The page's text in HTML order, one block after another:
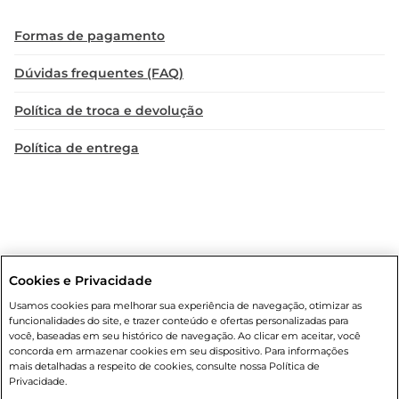
Formas de pagamento
Dúvidas frequentes (FAQ)
Política de troca e devolução
Política de entrega
é o do carrinho de compras. Fotos ilustrativas. Compras sujeitas a
confirmação de estoque. Compras podem ser canceladas em caso
de suspeita de fraude. A fim de garantir o acesso de um maior
número de clientes as nossas promoções, a compra de produtos
com preços promocionais poderá ter sua quantidade limitada por
cliente. Os preços, ofertas e condições são exclusivos para o e-
Cookies e Privacidade
Usamos cookies para melhorar sua experiência de navegação, otimizar as
funcionalidades do site, e trazer conteúdo e ofertas personalizadas para
você, baseadas em seu histórico de navegação. Ao clicar em aceitar, você
concorda em armazenar cookies em seu dispositivo. Para informações
mais detalhadas a respeito de cookies, consulte nossa Política de
Privacidade.